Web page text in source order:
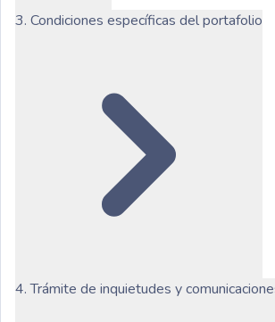
3. Condiciones específicas del portafolio
4. Trámite de inquietudes y